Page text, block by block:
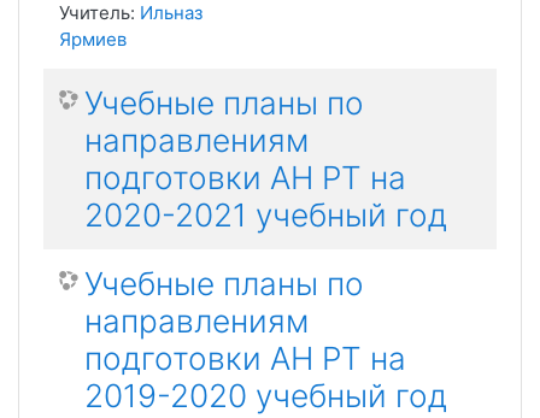
Учитель: Ильназ
Ярмиев
Учебные планы по
направлениям
подготовки АН РТ на
2020-2021 учебный год
Учебные планы по
направлениям
подготовки АН РТ на
2019-2020 учебный год